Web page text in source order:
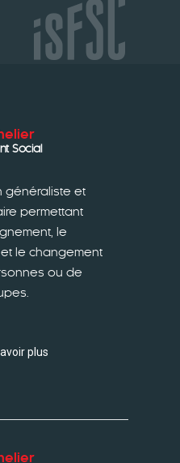
Social
généraliste et
permettant
le
le changement
ou de
plus